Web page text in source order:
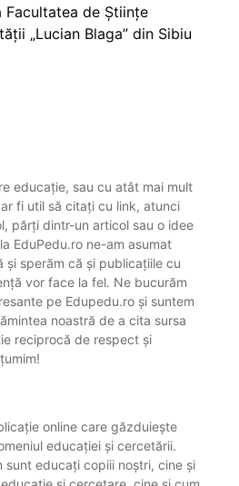
de Științe
„Lucian Blaga” din Sibiu
educație, sau cu atât mai mult
fi util să citați cu link, atunci
părți dintr-un articol sau o idee
EduPedu.ro ne-am asumat
și sperăm că și publicațiile cu
vor face la fel. Ne bucurăm
pe Edupedu.ro și suntem
noastră de a cita sursa
reciprocă de respect și
online care găzduiește
educației și cercetării.
sunt educați copiii noștri, cine și